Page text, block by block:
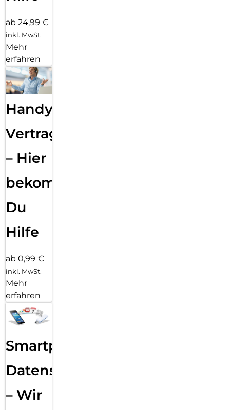
ab 24,99 €
inkl. MwSt.
Mehr
erfahren
Handy
Vertragsabwicklung
– Hier
bekommst
Du
Hilfe
ab 0,99 €
inkl. MwSt.
Mehr
erfahren
Smartphone
Datensicherung
– Wir